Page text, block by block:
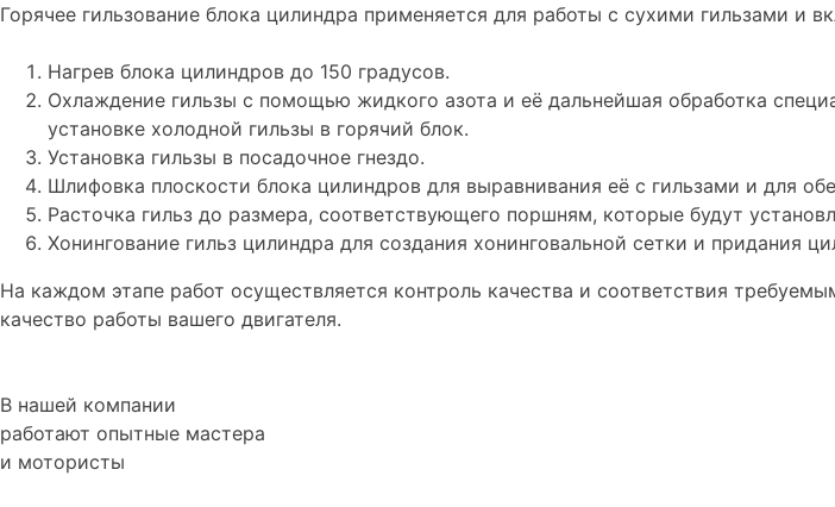
Горячее гильзование блока цилиндра применяется для работы с сухими гильзами и
Нагрев блока цилиндров до 150 градусов.
Охлаждение гильзы с помощью жидкого азота и её дальнейшая обработка
установке холодной гильзы в горячий блок.
Установка гильзы в посадочное гнездо.
Шлифовка плоскости блока цилиндров для выравнивания её с гильзами и для
Расточка гильз до размера, соответствующего поршням, которые будут
Хонингование гильз цилиндра для создания хонинговальной сетки и придания
На каждом этапе работ осуществляется контроль качества и соответствия
качество работы вашего двигателя.
В нашей компании
работают опытные мастера
и мотористы